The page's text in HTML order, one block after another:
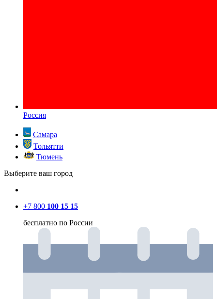
Россия
Самара
Тольятти
Тюмень
Выберите ваш город
+7 800 100 15 15
бесплатно по России